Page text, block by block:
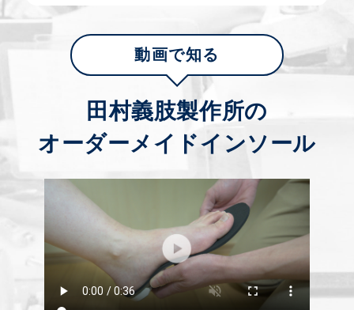
義肢装具士は、義肢や装具を製作し、患
者様に適合させる国家資格を持つ専門家
です。
医師の処方に従い患者様の採型や採寸を
行い、義肢装具を製作、適合を行いま
ナンス方法についての指導なども行って
おります。患者様の症状や病態に最適な
義肢装具を選ぶためには、医学的知識や
製作するための技術的知識も必要にな
る、医療と技術の両面で働く専門家とな
動画で知る
田村義肢製作所の
オーダーメイドインソール